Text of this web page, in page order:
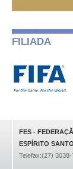
FILIADA
FES -
ESPÍRITO SANTO
Telefax:(27) 3038-